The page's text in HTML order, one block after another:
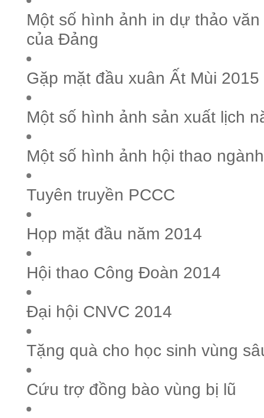
Một số hình ảnh in dự thảo
của Đảng
Gặp mặt đầu xuân Ất Mùi 2015
Một số hình ảnh sản xuất lịch
Một số hình ảnh hội thao
Tuyên truyền PCCC
Họp mặt đầu năm 2014
Hội thao Công Đoàn 2014
Đại hội CNVC 2014
Tặng quà cho học sinh vùng
Cứu trợ đồng bào vùng bị lũ